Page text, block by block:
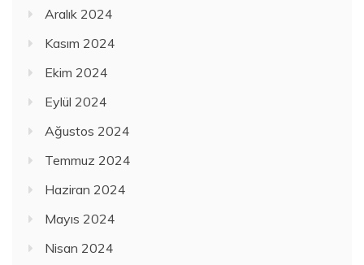
Aralık 2024
Kasım 2024
Ekim 2024
Eylül 2024
Ağustos 2024
Temmuz 2024
Haziran 2024
Mayıs 2024
Nisan 2024